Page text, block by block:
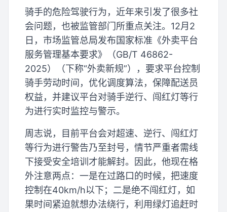
骑手的危险驾驶行为，近年来引发了很多社
会问题，也被监管部门所重点关注。12月2
日，市场监管总局发布国家标准《外卖平台
服务管理基本要求》（GB/T 46862-
2025）（下称“外卖新规”），要求平台控制
骑手劳动时间，优化调度算法，保障配送员
权益，并建议平台对骑手逆行、闯红灯等行
为进行实时监控与警示。
周志说，目前平台会对超速、逆行、闯红灯
等行为进行警告乃至封号，情节严重者需线
下接受安全培训才能解封。因此，他现在格
外注意两点：一是在过路口的时候，把速度
控制在40km/h以下；二是绝不闯红灯，如
果时间紧迫就想办法绕行，利用绿灯追赶时